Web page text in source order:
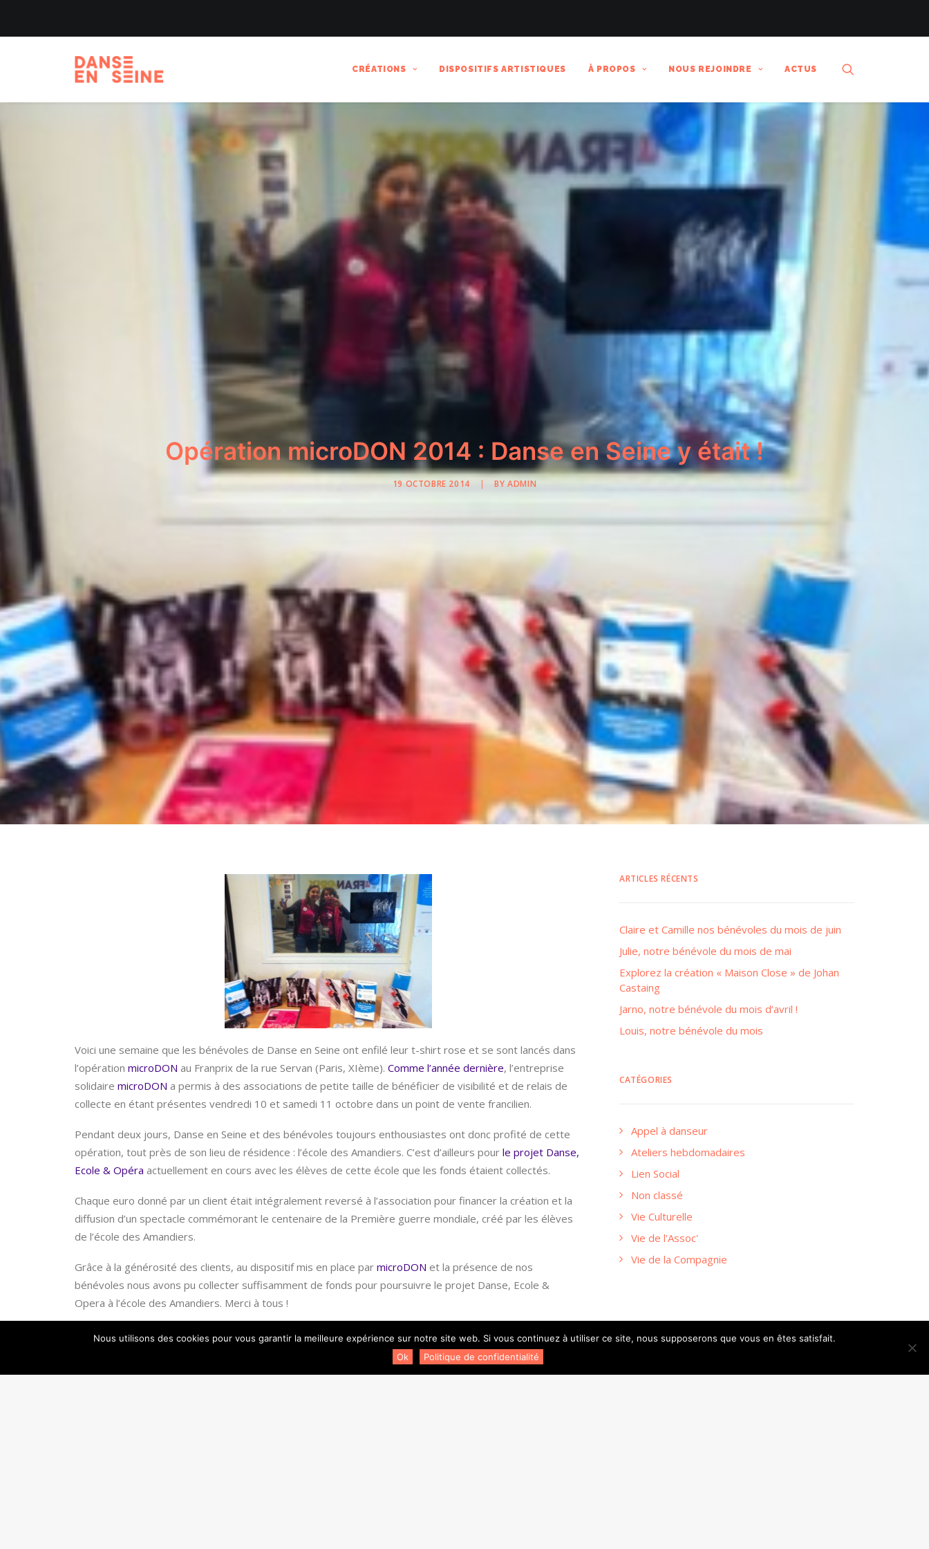
CRÉATIONS DISPOSITIFS ARTISTIQUES À PROPOS NOUS REJOINDRE ACTUS
Opération microDON 2014 : Danse en Seine y était !
19 OCTOBRE 2014 | BYADMIN
Voici une semaine que les bénévoles de Danse en Seine ont enfilé leur t-shirt rose et se sont lancés dans
l’opération microDON au Franprix de la rue Servan (Paris, XIème). Comme l’année dernière, l’entreprise
solidaire microDON a permis à des associations de petite taille de bénéficier de visibilité et de relais de
collecte en étant présentes vendredi 10 et samedi 11 octobre dans un point de vente francilien.
Pendant deux jours, Danse en Seine et des bénévoles toujours enthousiastes ont donc profité de cette
opération, tout près de son lieu de résidence : l’école des Amandiers. C’est d’ailleurs pour le projet Danse,
Ecole & Opéra actuellement en cours avec les élèves de cette école que les fonds étaient collectés.
Chaque euro donné par un client était intégralement reversé à l’association pour financer la création et la
diffusion d’un spectacle commémorant le centenaire de la Première guerre mondiale, créé par les élèves
de l’école des Amandiers.
Grâce à la générosité des clients, au dispositif mis en place par microDON et la présence de nos
bénévoles nous avons pu collecter suffisamment de fonds pour poursuivre le projet Danse, Ecole &
Opera à l’école des Amandiers. Merci à tous !
PS : Pour celles et ceux qui souhaitent nous aider à financer nos projets solidaires, il est encore temps d’adhérer
ARTICLES RÉCENTS
Claire et Camille nos bénévoles du mois de juin
Julie, notre bénévole du mois de mai
Explorez la création « Maison Close » de Johan
Castaing
Jarno, notre bénévole du mois d’avril !
Louis, notre bénévole du mois
CATÉGORIES
Appel à danseur
Ateliers hebdomadaires
Lien Social
Non classé
Vie Culturelle
Vie de l'Assoc'
Vie de la Compagnie
Nous utilisons des cookies pour vous garantir la meilleure expérience sur notre site web. Si vous continuez à utiliser ce site, nous supposerons que vous en êtes satisfait.
Ok
Politique de confidentialité